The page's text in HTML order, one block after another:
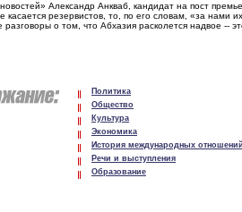
Александр Анкваб, кандидат на пост
касается резервистов, то, по его словам, «за нами
о том, что Абхазия расколется надвое --
Политика
Общество
Культура
Экономика
История международных отношений
Речи и выступления
Образование